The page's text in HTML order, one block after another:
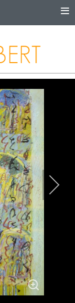
≡